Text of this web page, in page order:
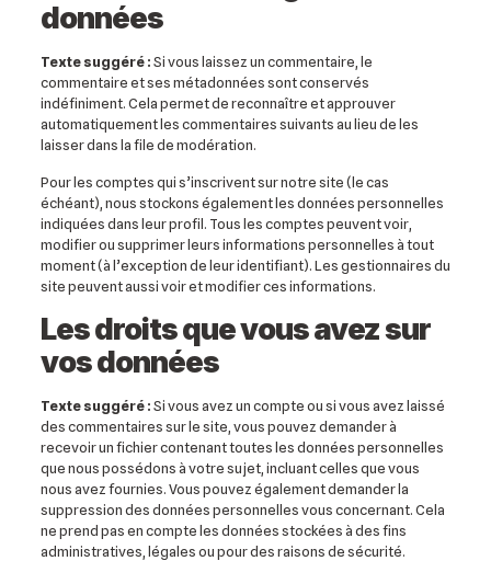
données
Texte suggéré :Si vous laissez un commentaire, le
commentaire et ses métadonnées sont conservés
indéfiniment. Cela permet de reconnaître et approuver
automatiquement les commentaires suivants au lieu de les
laisser dans la file de modération.
Pour les comptes qui s’inscrivent sur notre site (le cas
échéant), nous stockons également les données personnelles
indiquées dans leur profil. Tous les comptes peuvent voir,
modifier ou supprimer leurs informations personnelles à tout
moment (à l’exception de leur identifiant). Les gestionnaires du
site peuvent aussi voir et modifier ces informations.
Les droits que vous avez sur
vos données
Texte suggéré :Si vous avez un compte ou si vous avez laissé
des commentaires sur le site, vous pouvez demander à
recevoir un fichier contenant toutes les données personnelles
que nous possédons à votre sujet, incluant celles que vous
nous avez fournies. Vous pouvez également demander la
suppression des données personnelles vous concernant. Cela
ne prend pas en compte les données stockées à des fins
administratives, légales ou pour des raisons de sécurité.